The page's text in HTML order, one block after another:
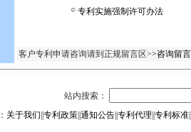
专利实施强制许可办法
客户专利申请咨询请到正规留言区>>咨询留言
站内搜索：
关于我们 专利政策 通知公告 专利代理 专利标准